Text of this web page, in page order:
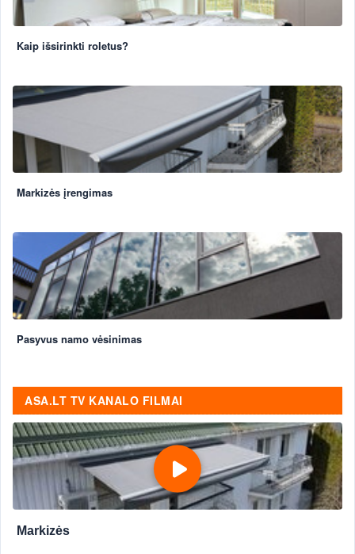
Kaip išsirinkti roletus?
Markizės įrengimas
Pasyvus namo vėsinimas
ASA.LT TV KANALO FILMAI
Markizės